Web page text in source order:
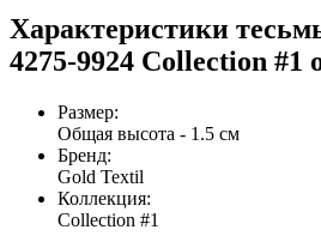
Характеристики
4275-9924 Collection #1
Размер:
Общая высота - 1.5 см
Бренд:
Gold Textil
Коллекция:
Collection #1